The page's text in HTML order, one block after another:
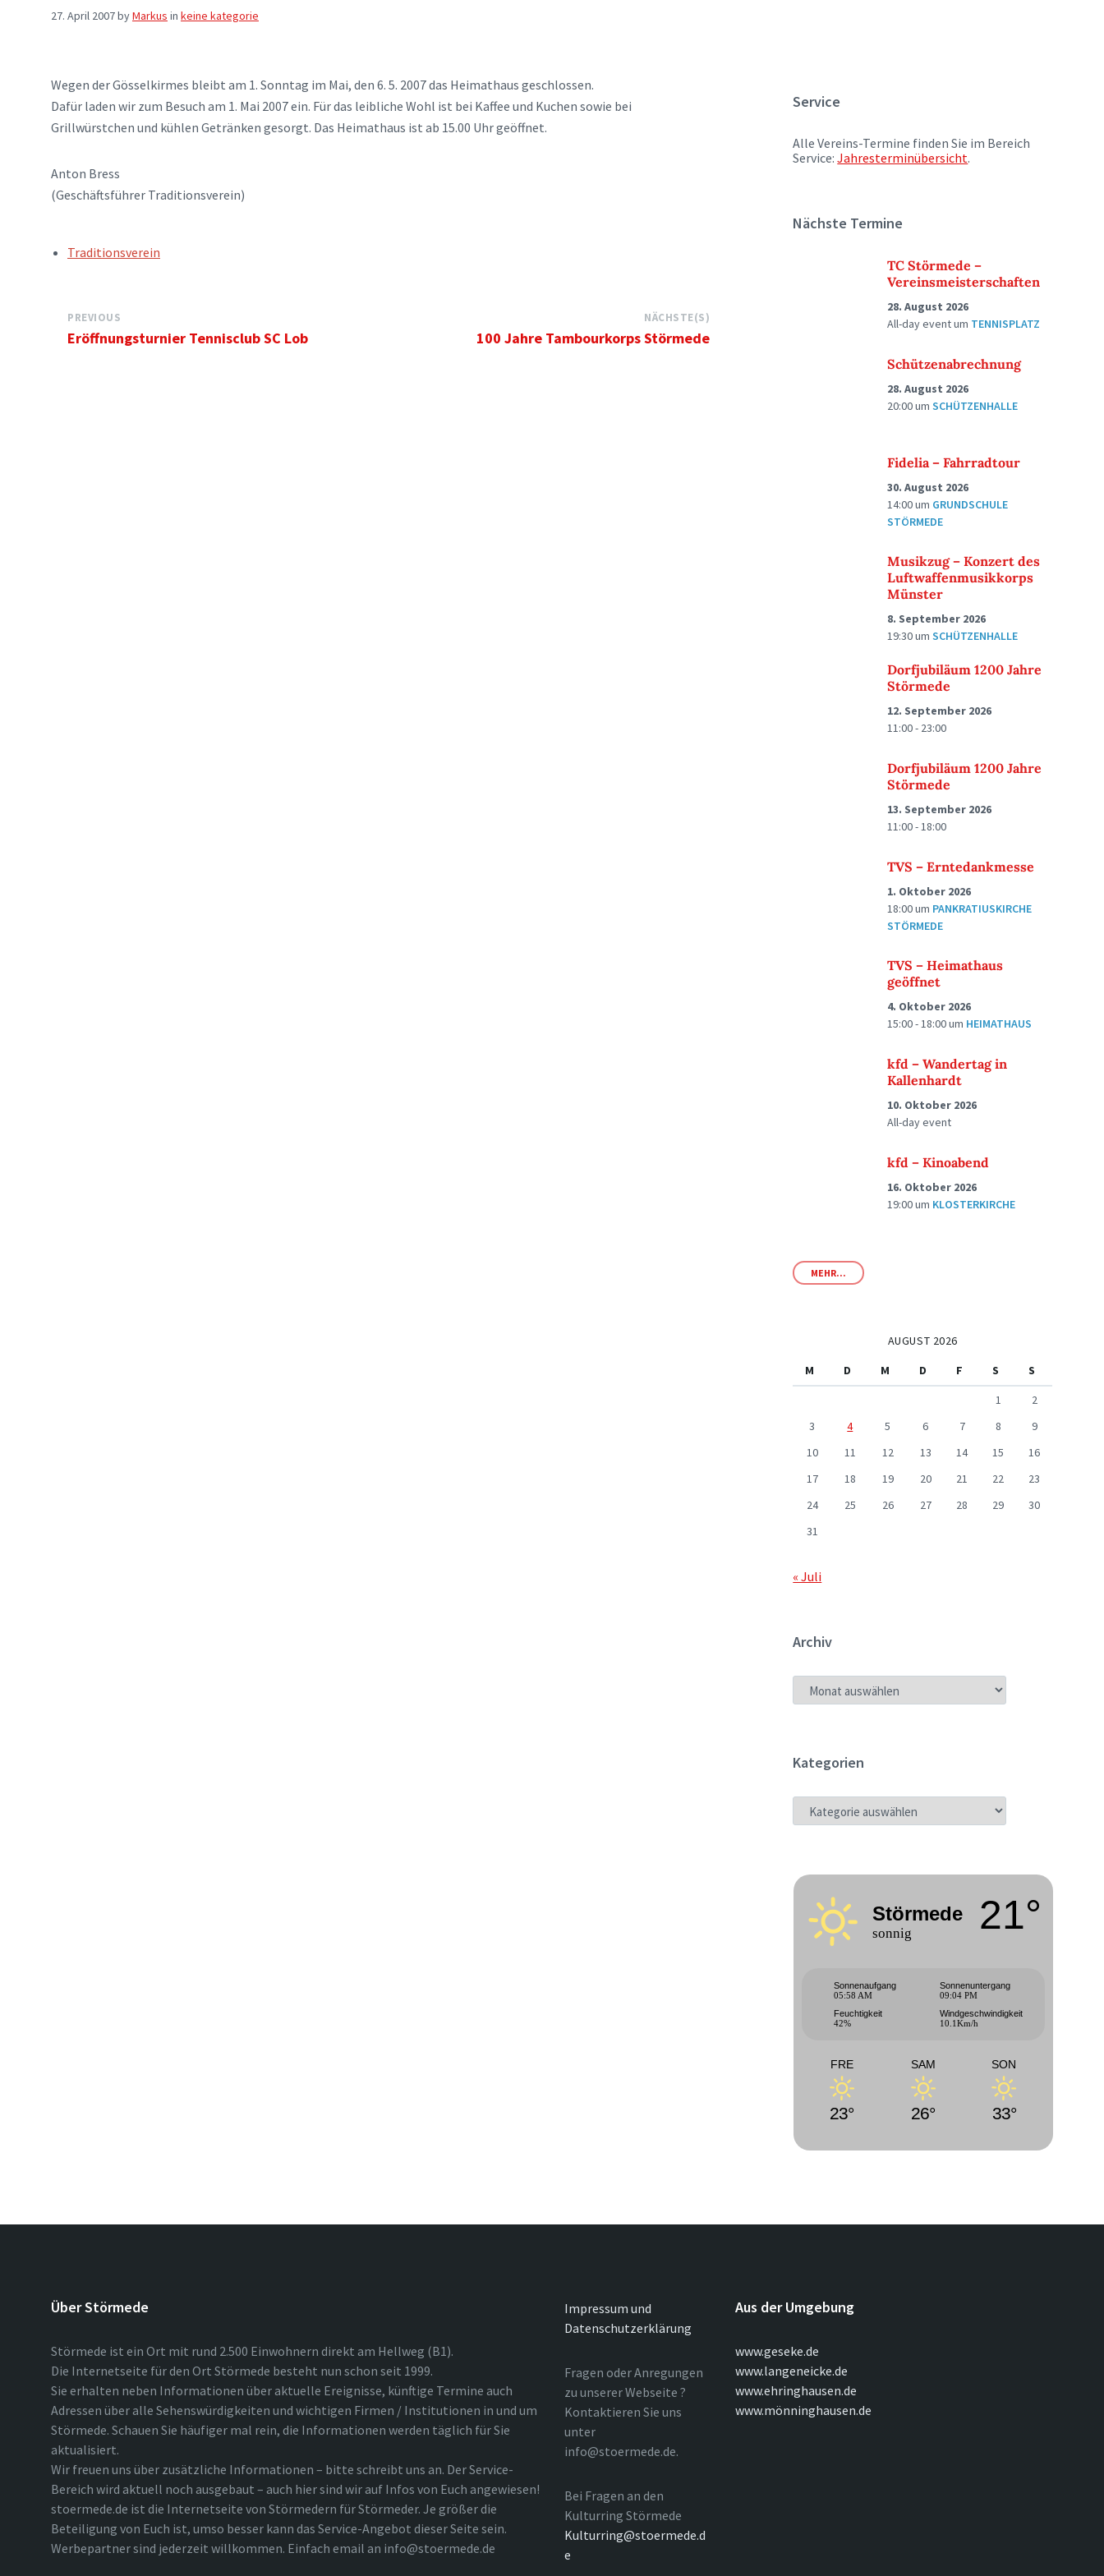
27. April 2007byMarkus in keine kategorie
Wegen der Gösselkirmes bleibt am 1. Sonntag im Mai, den 6. 5. 2007 das Heimathaus geschlossen.
Dafür laden wir zum Besuch am 1. Mai 2007 ein. Für das leibliche Wohl ist bei Kaffee und Kuchen sowie bei
Grillwürstchen und kühlen Getränken gesorgt. Das Heimathaus ist ab 15.00 Uhr geöffnet.
Anton Bress
(Geschäftsführer Traditionsverein)
TAGS:Traditionsverein
PREVIOUS
Eröffnungsturnier Tennisclub SC Lob
NÄCHSTE(S)
100 Jahre Tambourkorps Störmede
Service
Alle Vereins-Termine finden Sie im Bereich
Service:Jahresterminübersicht.
Nächste Termine
TC Störmede –
Vereinsmeisterschaften
28. August 2026
All-day eventum TENNISPLATZ
Schützenabrechnung
28. August 2026
20:00umSCHÜTZENHALLE
Fidelia – Fahrradtour
30. August 2026
14:00um GRUNDSCHULE
STÖRMEDE
Musikzug – Konzert des
Luftwaffenmusikkorps
Münster
8. September 2026
19:30umSCHÜTZENHALLE
Dorfjubiläum 1200 Jahre
Störmede
12. September 2026
11:00 - 23:00
Dorfjubiläum 1200 Jahre
Störmede
13. September 2026
11:00 - 18:00
TVS – Erntedankmesse
1. Oktober 2026
18:00um PANKRATIUSKIRCHE
STÖRMEDE
TVS – Heimathaus
geöffnet
4. Oktober 2026
15:00 - 18:00um HEIMATHAUS
kfd – Wandertag in
Kallenhardt
10. Oktober 2026
All-day event
kfd – Kinoabend
16. Oktober 2026
19:00um KLOSTERKIRCHE
MEHR...
AUGUST 2026
M
D M D F S
S
1
2
3
4 5 6 7 8
9
10
11 12 13 14 15
16
17
18 19 20 21 22
23
24
25 26 27 28 29
30
31
« Juli
Archiv
ARCHIV
Kategorien
KATEGORIEN
Störmede
sonnig 21°
Sonnenaufgang
05:58 AM
Sonnenuntergang
09:04 PM
Feuchtigkeit
42%
Windgeschwindigkeit
10.1Km/h
FRE
23°
SAM
26°
SON
33°
Über Störmede
Störmede ist ein Ort mit rund 2.500 Einwohnern direkt am Hellweg (B1).
Die Internetseite für den Ort Störmede besteht nun schon seit 1999.
Sie erhalten neben Informationen über aktuelle Ereignisse, künftige Termine auch
Adressen über alle Sehenswürdigkeiten und wichtigen Firmen / Institutionen in und um
Störmede. Schauen Sie häufiger mal rein, die Informationen werden täglich für Sie
aktualisiert.
Wir freuen uns über zusätzliche Informationen – bitte schreibt uns an. Der Service-
Bereich wird aktuell noch ausgebaut – auch hier sind wir auf Infos von Euch angewiesen!
stoermede.de ist die Internetseite von Störmedern für Störmeder. Je größer die
Beteiligung von Euch ist, umso besser kann das Service-Angebot dieser Seite sein.
Werbepartner sind jederzeit willkommen. Einfach email an info@stoermede.de
Impressum und
Datenschutzerklärung
Fragen oder Anregungen
zu unserer Webseite ?
Kontaktieren Sie uns
unter
info@stoermede.de.
Bei Fragen an den
Kulturring Störmede
Kulturring@stoermede.d
e
Aus der Umgebung
www.geseke.de
www.langeneicke.de
www.ehringhausen.de
www.mönninghausen.de